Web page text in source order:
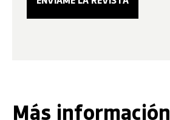
Más información